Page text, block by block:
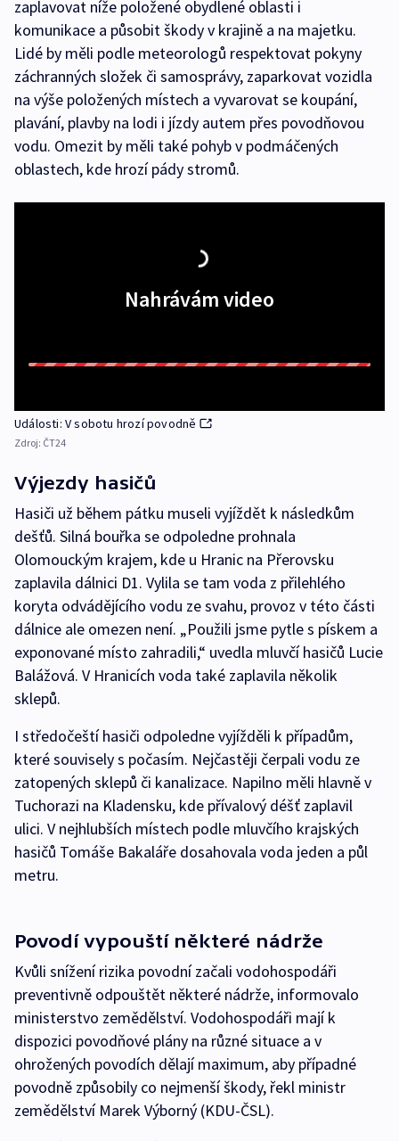
zaplavovat níže položené obydlené oblasti i
komunikace a působit škody v krajině a na majetku.
Lidé by měli podle meteorologů respektovat pokyny
záchranných složek či samosprávy, zaparkovat vozidla
na výše položených místech a vyvarovat se koupání,
plavání, plavby na lodi i jízdy autem přes povodňovou
vodu. Omezit by měli také pohyb v podmáčených
oblastech, kde hrozí pády stromů.
Nahrávám video
Události: V sobotu hrozí povodně
Zdroj: ČT24
Výjezdy hasičů
Hasiči už během pátku museli vyjíždět k následkům
dešťů. Silná bouřka se odpoledne prohnala
Olomouckým krajem, kde u Hranic na Přerovsku
zaplavila dálnici D1. Vylila se tam voda z přilehlého
koryta odvádějícího vodu ze svahu, provoz v této části
dálnice ale omezen není. „Použili jsme pytle s pískem a
exponované místo zahradili,“ uvedla mluvčí hasičů Lucie
Balážová. V Hranicích voda také zaplavila několik
sklepů.
I středočeští hasiči odpoledne vyjížděli k případům,
které souvisely s počasím. Nejčastěji čerpali vodu ze
zatopených sklepů či kanalizace. Napilno měli hlavně v
Tuchorazi na Kladensku, kde přívalový déšť zaplavil
ulici. V nejhlubších místech podle mluvčího krajských
hasičů Tomáše Bakaláře dosahovala voda jeden a půl
metru.
Povodí vypouští některé nádrže
Kvůli snížení rizika povodní začali vodohospodáři
preventivně odpouštět některé nádrže, informovalo
ministerstvo zemědělství. Vodohospodáři mají k
dispozici povodňové plány na různé situace a v
ohrožených povodích dělají maximum, aby případné
povodně způsobily co nejmenší škody, řekl ministr
zemědělství Marek Výborný (KDU-ČSL).